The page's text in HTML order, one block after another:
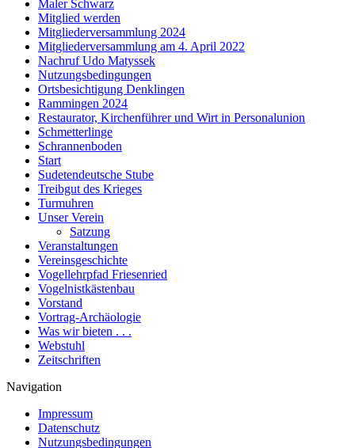
Maler Schwarz
Mitglied werden
Mitgliederversammlung 2024
Mitgliederversammlung am 4. April 2022
Nachruf Udo Matyssek
Nutzungsbedingungen
Ortsbesichtigung Denklingen
Rammingen 2024
Restaurator, Kirchenführer und Wirt in Personalunion
Schmetterlinge
Schrannenboden
Start
Sudetendeutsche Stube
Treibgut des Krieges
Turmuhren
Unser Verein
Satzung
Veranstaltungen
Vereinsgeschichte
Vogellehrpfad Friesenried
Vogelnistkästenbau
Vorstand
Vortrag-Archäologie
Was wir bieten . . .
Webstuhl
Zeitschriften
Navigation
Impressum
Datenschutz
Nutzungsbedingungen